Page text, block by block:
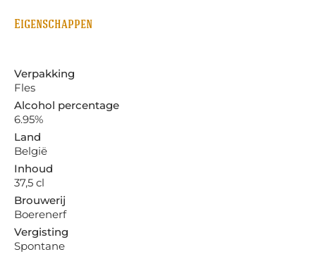
Eigenschappen
Verpakking
Fles
Alcohol percentage
6.95%
Land
België
Inhoud
37,5 cl
Brouwerij
Boerenerf
Vergisting
Spontane